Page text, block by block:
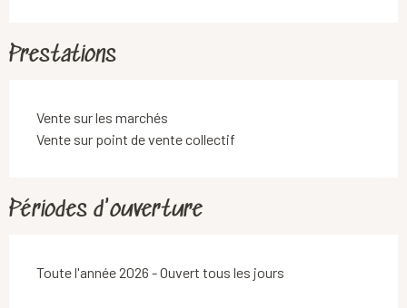
Prestations
Vente sur les marchés
Vente sur point de vente collectif
Périodes d'ouverture
Toute l'année 2026 - Ouvert tous les jours